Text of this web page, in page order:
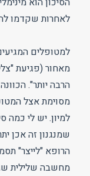
לאחרות שקדמו
למטופלים
מאחור (פגיעת
הרבה יותר".
מסוימת אצל
למיון. יש לי כמה
שמנגנון זה אכן
הרופא "לייצר"
מחשבה שלילית